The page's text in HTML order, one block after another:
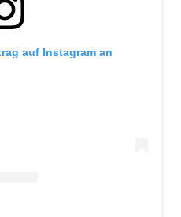
auf Instagram an